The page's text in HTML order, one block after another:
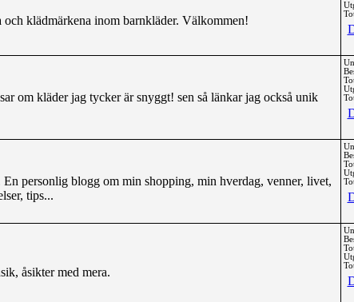
klädmärkena inom barnkläder. Välkommen!
om kläder jag tycker är snyggt! sen så länkar jag också unik
personlig blogg om min shopping, min hverdag, venner, livet,
tips...
åsikter med mera.